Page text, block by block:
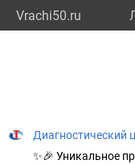
Vrachi50.ru
Диагностический
✨🎉 Уникальное